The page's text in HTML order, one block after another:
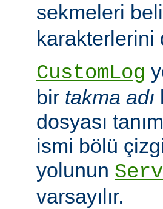
sekmeleri
karakterlerini
CustomLog
bir takma adı
dosyası
ismi bölü
yolunun
varsayılır.